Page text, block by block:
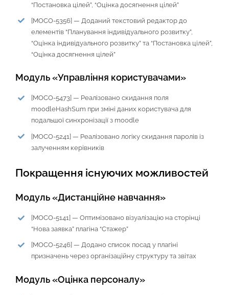
“Постановка цілей”, “Оцінка досягнення цілей”
[MOCO-5356] — Доданий текстовий редактор до
елементів “Планування індивідуального розвитку”,
“Оцінка індивідуального розвитку” та “Постановка цілей”,
“Оцінка досягнення цілей”
Модуль «Управління користувачами»
[MOCO-5473] — Реалізовано скидання поля
moodleHashSum при зміні даних користувача для
подальшої синхронізації з moodle
[MOCO-5241] — Реалізовано логіку скидання паролів із
залученням керівників
Покращення існуючих можливостей
Модуль «Дистанційне навчання»
[MOCO-5141] — Оптимізовано візуалізацію на сторінці
“Нова заявка” плагіна “Стажер”
[MOCO-5246] — Додано список посад у плагіні
призначень через організаційну структуру та звітах
Модуль «Оцінка персоналу»